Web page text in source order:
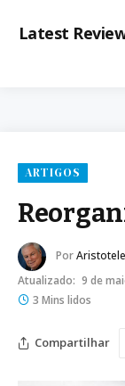
Latest
ARTIGOS
Por
Atualizado: 9 de
3 Mins lidos
Compartilhar